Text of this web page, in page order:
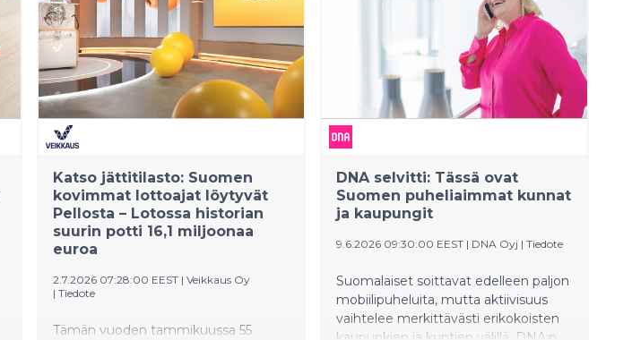
Katso jättitilasto: Suomen
kovimmat lottoajat löytyvät
Pellosta – Lotossa historian
suurin potti 16,1 miljoonaa
euroa
2.7.2026 07:28:00 EEST | Veikkaus Oy
| Tiedote
Tämän vuoden tammikuussa 55
DNA selvitti: Tässä ovat
Suomen puheliaimmat kunnat
ja kaupungit
9.6.2026 09:30:00 EEST | DNA Oyj | Tiedote
Suomalaiset soittavat edelleen paljon
mobiilipuheluita, mutta aktiivisuus
vaihtelee merkittävästi erikokoisten